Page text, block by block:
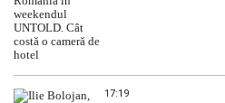
17:19